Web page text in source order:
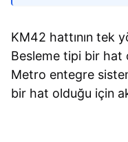
KM42 hattının tek
Besleme tipi bir hat
Metro entegre
bir hat olduğu için